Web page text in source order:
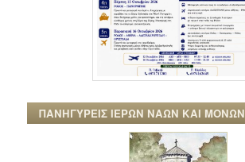
ΠΑΝΗΓΥΡΕΙΣ ΙΕΡΩΝ ΝΑΩΝ ΚΑΙ ΜΟΝΩΝ